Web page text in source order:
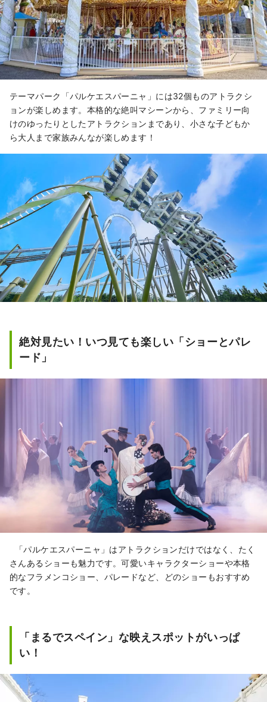
テーマパーク「パルケエスパーニャ」には32個ものアトラクシ
ョンが楽しめます。本格的な絶叫マシーンから、ファミリー向
けのゆったりとしたアトラクションまであり、小さな子どもか
ら大人まで家族みんなが楽しめます！
絶対見たい！いつ見ても楽しい「ショーとパレ
ード」
「パルケエスパーニャ」はアトラクションだけではなく、たく
さんあるショーも魅力です。可愛いキャラクターショーや本格
的なフラメンコショー、パレードなど、どのショーもおすすめ
です。
「まるでスペイン」な映えスポットがいっぱ
い！